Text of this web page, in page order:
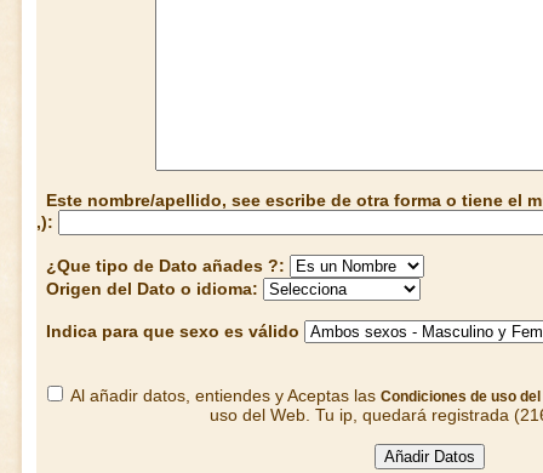
Este nombre/apellido, see escribe de otra forma o tiene el
,):
¿Que tipo de Dato añades ?:
Origen del Dato o idioma:
Indica para que sexo es válido
Al añadir datos, entiendes y Aceptas las Condiciones de uso del
uso del Web. Tu ip, quedará registrada